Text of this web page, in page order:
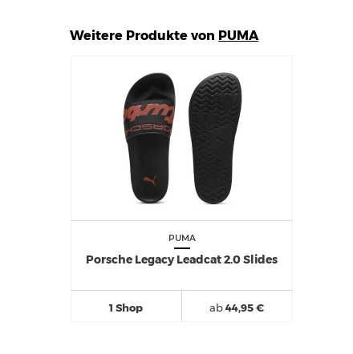
Weitere Produkte von PUMA
PUMA
Porsche Legacy Leadcat 2.0 Slides
1 Shop ab44,95 €